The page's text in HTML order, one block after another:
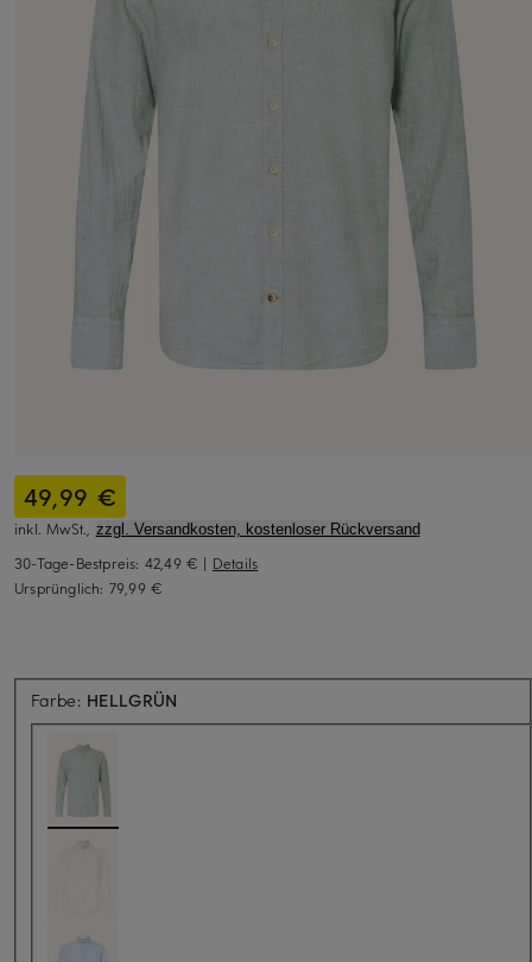
49,99 €
inkl. MwSt., zzgl. Versandkosten, kostenloser Rückversand
30-Tage-Bestpreis: 42,49 € | Details
Ursprünglich: 79,99 €
Farbe: HELLGRÜN